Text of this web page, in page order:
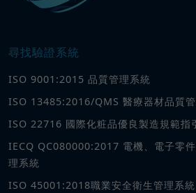
尋找驗證系統
ISO 9001:2015 品質管理系統
ISO 13485:2016/QMS 醫療器材品質
ISO 22716 國際化粧品優良製造規範指
IECQ QC080000:2017 電機、電子零
理系統
ISO 45001:2018職業安全衛生管理系統